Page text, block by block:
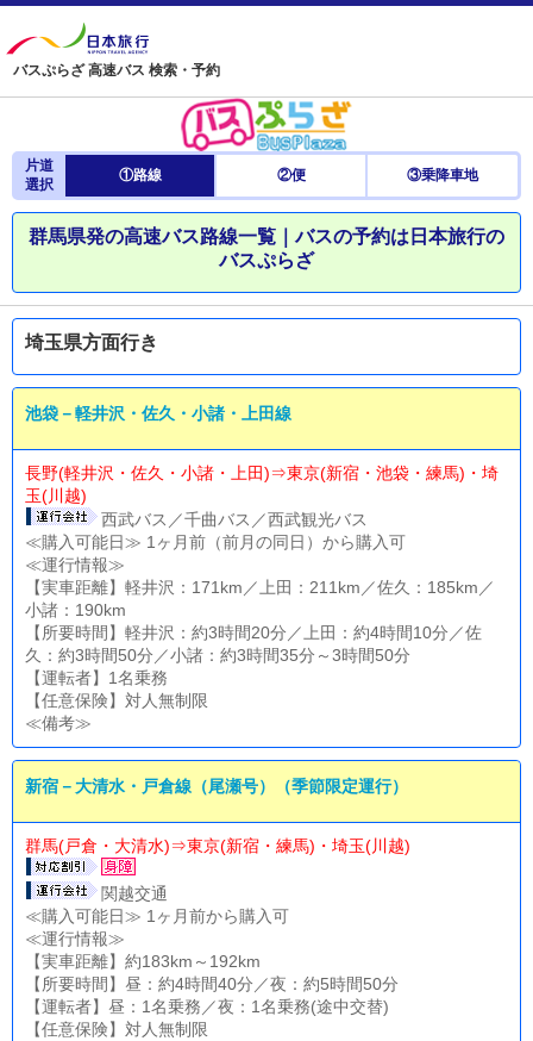
バスぷらざ 高速バス 検索・予約
片道
選択
①路線 ②便 ③乗降車地
群馬県発の高速バス路線一覧｜バスの予約は日本旅行の
バスぷらざ
埼玉県方面行き
池袋－軽井沢・佐久・小諸・上田線
長野(軽井沢・佐久・小諸・上田)⇒東京(新宿・池袋・練馬)・埼
玉(川越)
西武バス／千曲バス／西武観光バス
≪購入可能日≫ 1ヶ月前（前月の同日）から購入可
≪運行情報≫
【実車距離】軽井沢：171km／上田：211km／佐久：185km／
小諸：190km
【所要時間】軽井沢：約3時間20分／上田：約4時間10分／佐
久：約3時間50分／小諸：約3時間35分～3時間50分
【運転者】1名乗務
【任意保険】対人無制限
≪備考≫
新宿－大清水・戸倉線（尾瀬号）（季節限定運行）
群馬(戸倉・大清水)⇒東京(新宿・練馬)・埼玉(川越)
関越交通
≪購入可能日≫ 1ヶ月前から購入可
≪運行情報≫
【実車距離】約183km～192km
【所要時間】昼：約4時間40分／夜：約5時間50分
【運転者】昼：1名乗務／夜：1名乗務(途中交替)
【任意保険】対人無制限